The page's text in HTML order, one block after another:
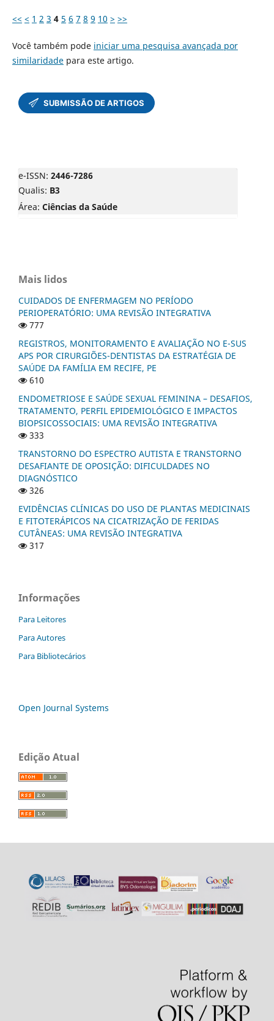
<< < 1 2 3 4 5 6 7 8 9 10 > >>
Você também pode iniciar uma pesquisa avançada por
similaridadepara este artigo.
e-ISSN: 2446-7286
Qualis: B3
Área: Ciências da Saúde
Mais lidos
CUIDADOS DE ENFERMAGEM NO PERÍODO
PERIOPERATÓRIO: UMA REVISÃO INTEGRATIVA
777
REGISTROS, MONITORAMENTO E AVALIAÇÃO NO E-SUS
APS POR CIRURGIÕES-DENTISTAS DA ESTRATÉGIA DE
SAÚDE DA FAMÍLIA EM RECIFE, PE
610
ENDOMETRIOSE E SAÚDE SEXUAL FEMININA – DESAFIOS,
TRATAMENTO, PERFIL EPIDEMIOLÓGICO E IMPACTOS
BIOPSICOSSOCIAIS: UMA REVISÃO INTEGRATIVA
333
TRANSTORNO DO ESPECTRO AUTISTA E TRANSTORNO
DESAFIANTE DE OPOSIÇÃO: DIFICULDADES NO
DIAGNÓSTICO
326
EVIDÊNCIAS CLÍNICAS DO USO DE PLANTAS MEDICINAIS
E FITOTERÁPICOS NA CICATRIZAÇÃO DE FERIDAS
CUTÂNEAS: UMA REVISÃO INTEGRATIVA
317
Informações
Para Leitores
Para Autores
Para Bibliotecários
Open Journal Systems
Edição Atual